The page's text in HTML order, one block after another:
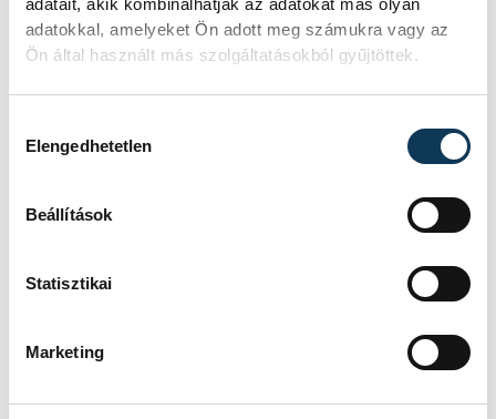
adatokkal, amelyeket Ön adott meg számukra vagy az
Ön által használt más szolgáltatásokból gyűjtöttek.
Elengedhetetlen
Beállítások
Statisztikai
Marketing
A magyar együttes ellenfele a címvédő
24-én, a visszavágót egy héttel később
sport